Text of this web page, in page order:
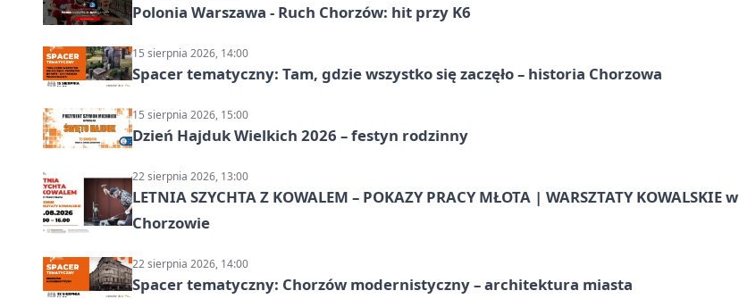
Polonia Warszawa - Ruch Chorzów: hit przy K6
15 sierpnia 2026, 14:00
Spacer tematyczny: Tam, gdzie wszystko się zaczęło – historia Chorzowa
15 sierpnia 2026, 15:00
Dzień Hajduk Wielkich 2026 – festyn rodzinny
22 sierpnia 2026, 13:00
LETNIA SZYCHTA Z KOWALEM – POKAZY PRACY MŁOTA | WARSZTATY KOWALSKIE w
Chorzowie
22 sierpnia 2026, 14:00
Spacer tematyczny: Chorzów modernistyczny – architektura miasta